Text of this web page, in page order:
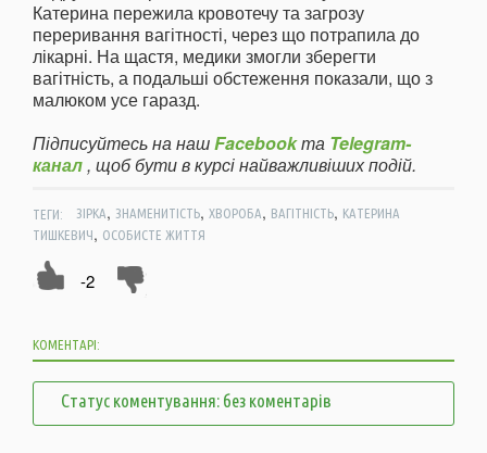
Катерина пережила кровотечу та загрозу
переривання вагітності, через що потрапила до
лікарні. На щастя, медики змогли зберегти
вагітність, а подальші обстеження показали, що з
малюком усе гаразд.
Підписуйтесь на нашFacebookта Telegram-
канал, щоб бути в курсі найважливіших подій.
ТЕГИ: ЗІРКА, ЗНАМЕНИТІСТЬ, ХВОРОБА, ВАГІТНІСТЬ, КАТЕРИНА
ТИШКЕВИЧ, ОСОБИСТЕ ЖИТТЯ
-2
КОМЕНТАРІ:
Статус коментування: без коментарів